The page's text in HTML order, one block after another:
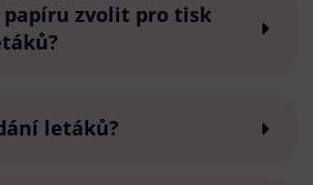
papíru zvolit pro tisk
letáků?